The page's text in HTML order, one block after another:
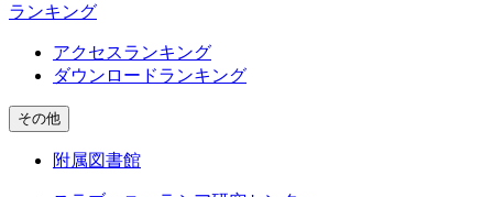
ランキング
アクセスランキング
ダウンロードランキング
その他
附属図書館